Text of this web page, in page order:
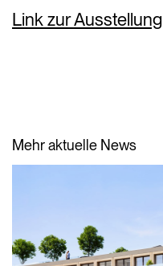
Link zur Ausstellung
Mehr aktuelle News